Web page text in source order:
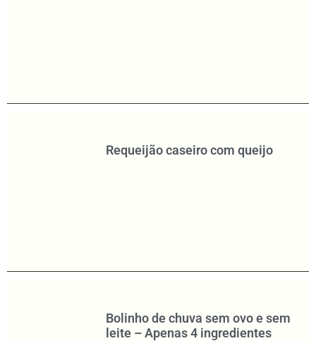
Requeijão caseiro com queijo
Bolinho de chuva sem ovo e sem
leite – Apenas 4 ingredientes